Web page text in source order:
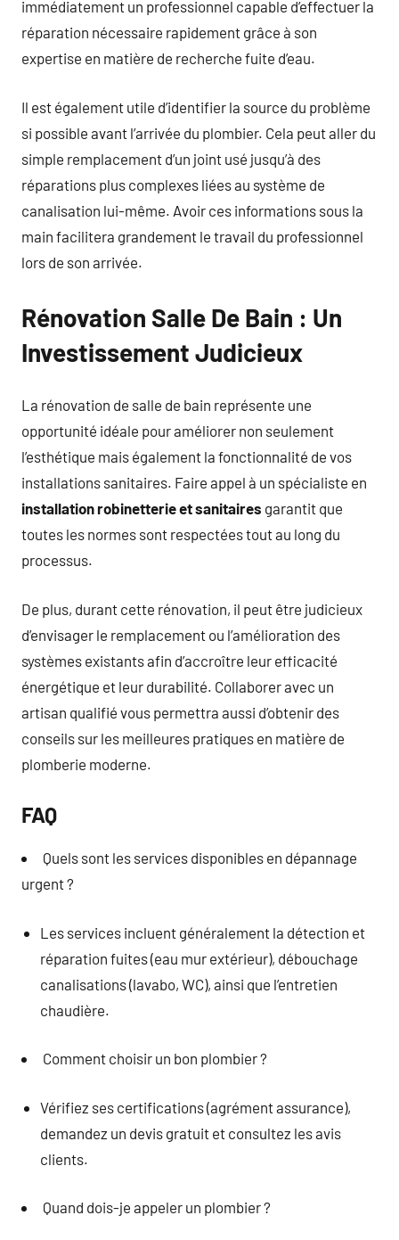
immédiatement un professionnel capable d’effectuer la
réparation nécessaire rapidement grâce à son
expertise en matière de recherche fuite d’eau.
Il est également utile d’identifier la source du problème
si possible avant l’arrivée du plombier. Cela peut aller du
simple remplacement d’un joint usé jusqu’à des
réparations plus complexes liées au système de
canalisation lui-même. Avoir ces informations sous la
main facilitera grandement le travail du professionnel
lors de son arrivée.
Rénovation Salle De Bain : Un
Investissement Judicieux
La rénovation de salle de bain représente une
opportunité idéale pour améliorer non seulement
l’esthétique mais également la fonctionnalité de vos
installations sanitaires. Faire appel à un spécialiste en
installation robinetterie et sanitaires garantit que
toutes les normes sont respectées tout au long du
processus.
De plus, durant cette rénovation, il peut être judicieux
d’envisager le remplacement ou l’amélioration des
systèmes existants afin d’accroître leur efficacité
énergétique et leur durabilité. Collaborer avec un
artisan qualifié vous permettra aussi d’obtenir des
conseils sur les meilleures pratiques en matière de
plomberie moderne.
FAQ
Quels sont les services disponibles en dépannage
urgent ?
Les services incluent généralement la détection et
réparation fuites (eau mur extérieur), débouchage
canalisations (lavabo, WC), ainsi que l’entretien
chaudière.
Comment choisir un bon plombier ?
Vérifiez ses certifications (agrément assurance),
demandez un devis gratuit et consultez les avis
clients.
Quand dois-je appeler un plombier ?